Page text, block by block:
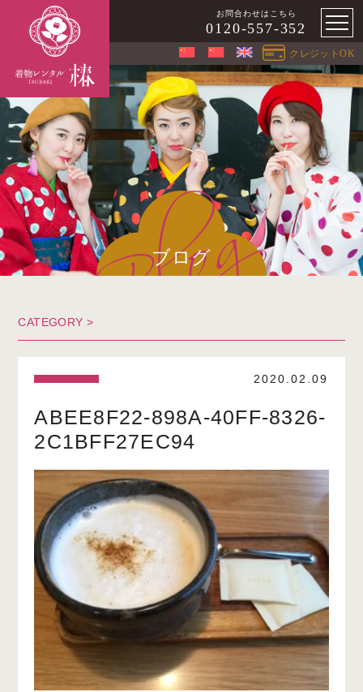
お問合わせはこちら
0120-557-352
クレジットOK
ブログ
CATEGORY >
2020.02.09
ABEE8F22-898A-40FF-8326-
2C1BFF27EC94